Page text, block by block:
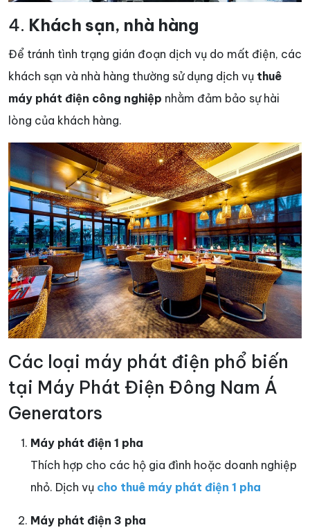
4. Khách sạn, nhà hàng
Để tránh tình trạng gián đoạn dịch vụ do mất điện, các
khách sạn và nhà hàng thường sử dụng dịch vụ thuê
máy phát điện công nghiệp nhằm đảm bảo sự hài
lòng của khách hàng.
Các loại máy phát điện phổ biến
tại Máy Phát Điện Đông Nam Á
Generators
Máy phát điện 1 pha
Thích hợp cho các hộ gia đình hoặc doanh nghiệp
nhỏ. Dịch vụ cho thuê máy phát điện 1 pha
Máy phát điện 3 pha